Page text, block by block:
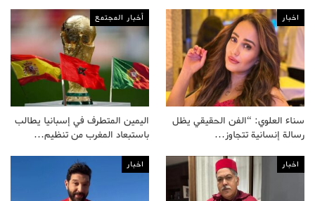
اخبار
سناء العلوي: “الفن الحقيقي يظل
رسالة إنسانية تتجاوز…
أخبار المجتمع
اليمين المتطرف في إسبانيا يطالب
باستبعاد المغرب من تنظيم…
اخبار اخبار